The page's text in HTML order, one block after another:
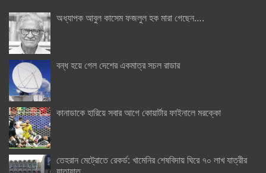
অধ্যাপক আবুল কাসেম ফজলুল হক মারা গেছেন….
বন্ধ হয়ে গেল দেশের একমাত্র সচল রাডার
কানাডাকে হারিয়ে সবার আগে কোয়ার্টার ফাইনালে মরক্কো
তেহরান মেট্রোতে রেকর্ড: খামেনির শেষবিদায় ঘিরে ৭০ লাখ যাত্রীর